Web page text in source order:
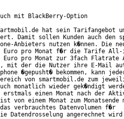
mit BlackBerry-Option
hat sein Tarifangebot
Damit sollen Kunden auch den
Anbieters nutzen k�nnen. Die
pro Monat f�r die Tarife All-
pro Monat zur 3fach
mit der die Nutzer ihre E-Mail
�gepusht� bekommen, kann
von smartmobil.de zum
monatlich wieder gek�ndigt
einen Monat nach der
einem Monat zum Monatsende
verbrauchtes Datenvolumen f�r
Datendrosselung angerechnet